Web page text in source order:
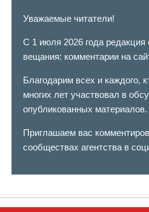
Уважаемые читатели!
С 1 июля 2026 года
вещания: комментарии на
Благодарим всех и каждого,
многих лет участвовал в
опубликованных материалов.
Приглашаем вас
сообществах агентства в